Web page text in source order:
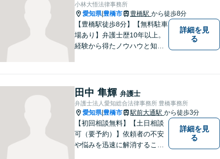
小林大悟法律事務所
愛知県| 豊橋市 豊橋駅 から徒歩8分
【豊橋駅徒歩8分】【無料駐車
場あり】弁護士歴10年以上。
経験から得たノウハウと知見
可能】親しみやすく、信頼い
ただける人間性を大切にして
います。お気軽にご相談くだ
さい。
詳細を見
る
田中 隼輝 弁護士
弁護士法人愛知総合法律事務所 豊橋事務所
愛知県| 豊橋市 駅前大通駅 から徒歩3分
【初回相談無料】【土日相談
可（要予約）】依頼者の不安
や悩みを迅速に解消すること
詳細を見
る